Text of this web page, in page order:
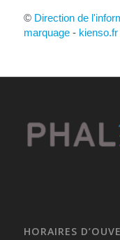
© Direction de
marquage- kienso.fr
HORAIRES